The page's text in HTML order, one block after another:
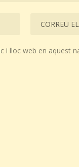
i lloc web en aquest